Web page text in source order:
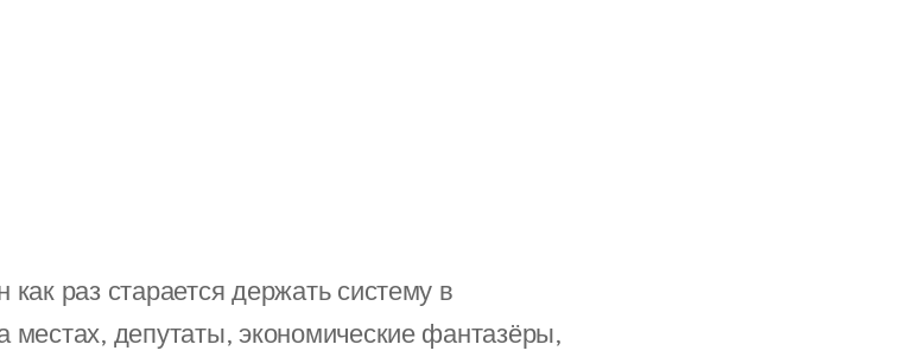
раз старается держать систему в
местах, депутаты, экономические фантазёры,